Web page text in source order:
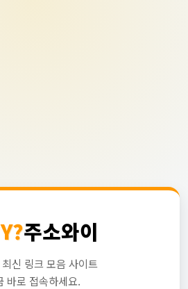
주소와이
신 링크 모음 사이트
바로 접속하세요.